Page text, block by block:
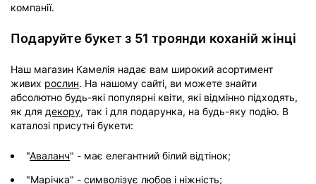
компанії.
Подаруйте букет з 51 троянди коханій жінці
Наш магазин Камелія надає вам широкий асортимент
живих рослин. На нашому сайті, ви можете знайти
абсолютно будь-які популярні квіти, які відмінно підходять,
як для декору, так і для подарунка, на будь-яку подію. В
каталозі присутні букети:
"Аваланч" - має елегантний білий відтінок;
"Марічка" - символізує любов і ніжність;